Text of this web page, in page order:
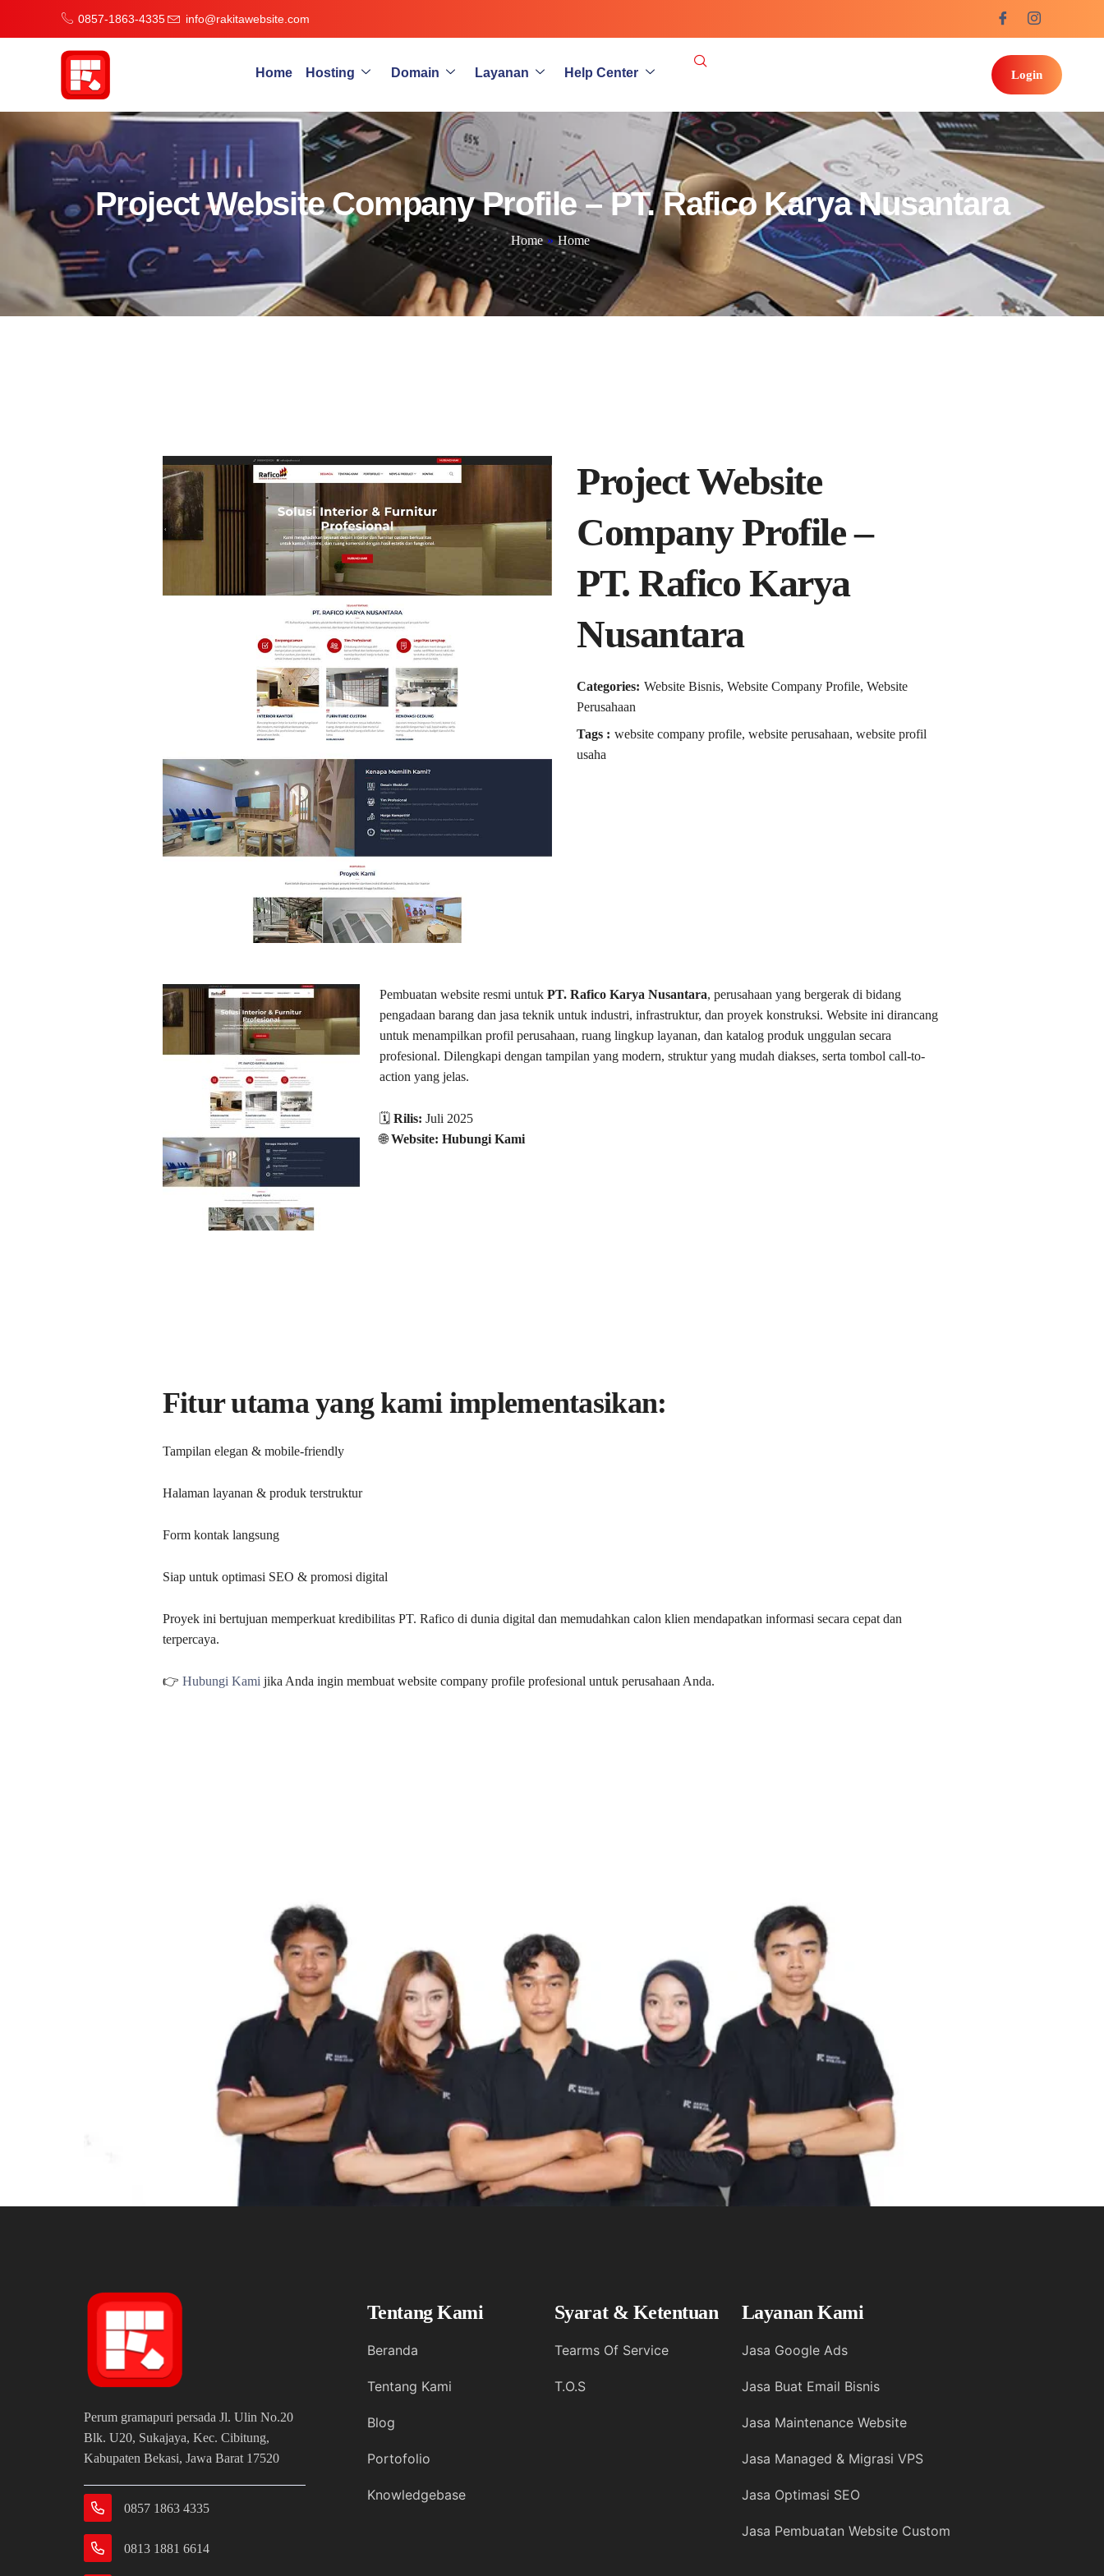
0857-1863-4335 info@rakitawebsite.com
Home Hosting Domain Layanan Help Center Login
Project Website Company Profile – PT. Rafico Karya Nusantara
Home » Home
Project Website
Company Profile –
PT. Rafico Karya
Nusantara
Categories: Website Bisnis, Website Company Profile, Website
Perusahaan
Tags : website company profile, website perusahaan, website profil
usaha
Pembuatan website resmi untuk PT. Rafico Karya Nusantara, perusahaan yang bergerak di bidang
pengadaan barang dan jasa teknik untuk industri, infrastruktur, dan proyek konstruksi. Website ini dirancang
untuk menampilkan profil perusahaan, ruang lingkup layanan, dan katalog produk unggulan secara
profesional. Dilengkapi dengan tampilan yang modern, struktur yang mudah diakses, serta tombol call-to-
action yang jelas.
🗓️ Rilis: Juli 2025
🌐Website: Hubungi Kami
Fitur utama yang kami implementasikan:
Tampilan elegan & mobile-friendly
Halaman layanan & produk terstruktur
Form kontak langsung
Siap untuk optimasi SEO & promosi digital
Proyek ini bertujuan memperkuat kredibilitas PT. Rafico di dunia digital dan memudahkan calon klien mendapatkan informasi secara cepat dan
terpercaya.
👉 Hubungi Kami jika Anda ingin membuat website company profile profesional untuk perusahaan Anda.
Perum gramapuri persada Jl. Ulin No.20
Blk. U20, Sukajaya, Kec. Cibitung,
Kabupaten Bekasi, Jawa Barat 17520
0857 1863 4335
0813 1881 6614
Tentang Kami
Beranda
Tentang Kami
Blog
Portofolio
Knowledgebase
Syarat & Ketentuan
Tearms Of Service
T.O.S
Layanan Kami
Jasa Google Ads
Jasa Buat Email Bisnis
Jasa Maintenance Website
Jasa Managed & Migrasi VPS
Jasa Optimasi SEO
Jasa Pembuatan Website Custom